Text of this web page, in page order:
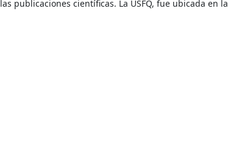
publicaciones científicas. La USFQ, fue ubicada en la